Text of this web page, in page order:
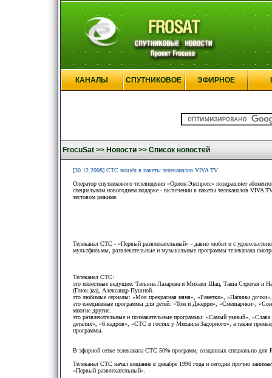
КАНАЛЫ СПУТНИКОВОЕ ЭФИРНОЕ
FrocuSat >> Новости >> Список новостей
[30.12.2008] СТС вошёл в пакеты телеканалов VIVA TV
Оператор спутникового телевидения «Орион Экспресс» поздравляет
специальном новогоднем подарке - включении в пакеты телеканалов VIVA
тестовом режиме.
Телеканал СТС - «Первый развлекательный» - давно любят и с
мультфильмы, развлекательные и музыкальные программы телеканала
Телеканал СТС:
это известные ведущие: Татьяна Лазарева и Михаил Шац, Таша Строгая и
(Глюк:)za), Александр Пушной.
это любимые сериалы: «Моя прекрасная няня», «Ранетки», «Папины
это ежедневные программы для детей: «Том и Джерри», «Смешарики»,
многие другие.
это развлекательные и познавательные программы: «Самый умный»,
деталях», «6 кадров», «СТС в гостях у Михаила Задорного», а также
программы.
В эфирной сетке телеканала СТС 50% программ, созданных специально для
Телеканал CTC начал вещание в декабре 1996 года и сегодня прочно
«Первый развлекательный».